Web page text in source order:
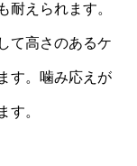
耐えられます。
て高さのあるケ
す。噛み応えが
す。